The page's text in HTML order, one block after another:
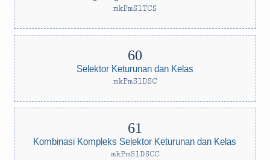
mkPmSlTCS
Selektor Keturunan dan Kelas
mkPmSlDSC
Kombinasi Kompleks Selektor Keturunan dan Kelas
mkPmSlDSCC